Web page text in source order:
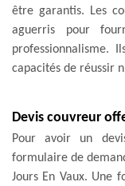
être garantis. Les
aguerris pour
professionnalisme.
capacités de réussir
Devis couvreur
Pour avoir un
formulaire de
Jours En Vaux. Une